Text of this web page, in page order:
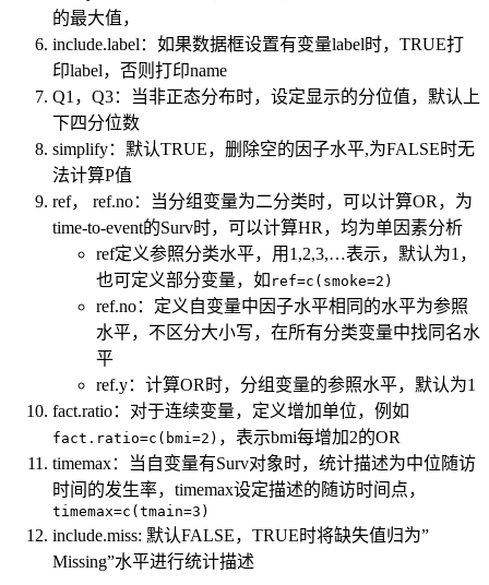
的最大值，
include.label：如果数据框设置有变量label时，TRUE打
印label，否则打印name
Q1，Q3：当非正态分布时，设定显示的分位值，默认上
下四分位数
simplify：默认TRUE，删除空的因子水平,为FALSE时无
法计算P值
ref， ref.no：当分组变量为二分类时，可以计算OR，为
time-to-event的Surv时，可以计算HR，均为单因素分析
ref定义参照分类水平，用1,2,3,…表示，默认为1，
也可定义部分变量，如 ref=c(smoke=2)
ref.no：定义自变量中因子水平相同的水平为参照
水平，不区分大小写，在所有分类变量中找同名水
平
ref.y：计算OR时，分组变量的参照水平，默认为1
fact.ratio：对于连续变量，定义增加单位，例如
fact.ratio=c(bmi=2) ，表示bmi每增加2的OR
timemax：当自变量有Surv对象时，统计描述为中位随访
时间的发生率，timemax设定描述的随访时间点，
timemax=c(tmain=3)
include.miss: 默认FALSE，TRUE时将缺失值归为”
Missing”水平进行统计描述